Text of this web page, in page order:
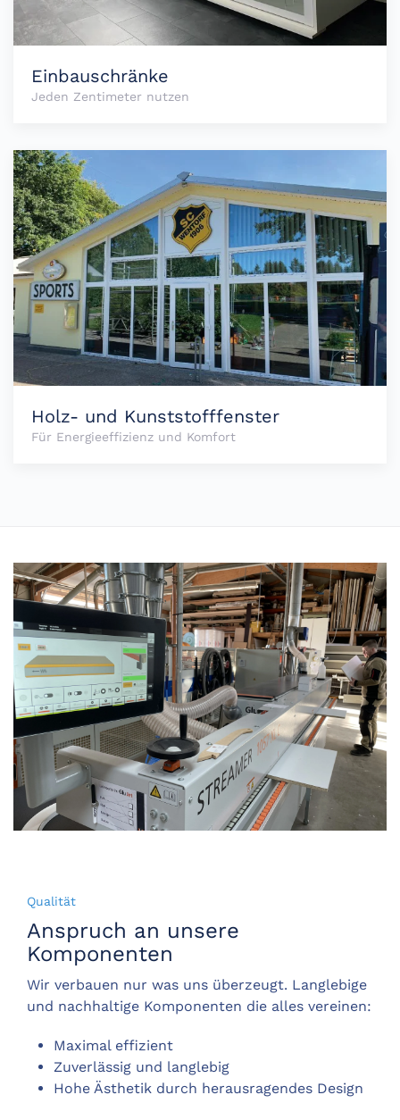
Einbauschränke
Jeden Zentimeter nutzen
Holz- und Kunststofffenster
Für Energieeffizienz und Komfort
Qualität
Anspruch an unsere
Komponenten
Wir verbauen nur was uns überzeugt. Langlebige
und nachhaltige Komponenten die alles vereinen:
Maximal effizient
Zuverlässig und langlebig
Hohe Ästhetik durch herausragendes Design